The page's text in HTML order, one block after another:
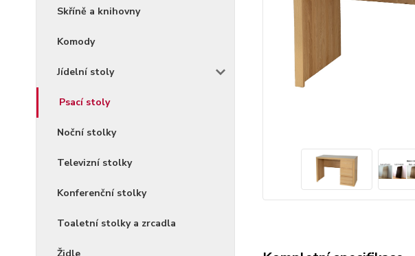
Skříně a knihovny
Komody
Jídelní stoly
Psací stoly
Noční stolky
Televizní stolky
Konferenční stolky
Toaletní stolky a zrcadla